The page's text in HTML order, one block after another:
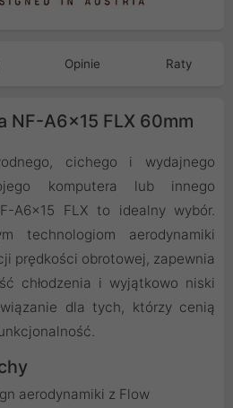
Opinie Raty
NF-A6x15 FLX 60mm
cichego i wydajnego
komputera lub innego
A6x15 FLX to idealny wybór.
technologiom aerodynamiki
prędkości obrotowej, zapewnia
chłodzenia i wyjątkowo niski
dla tych, którzy cenią
aerodynamiki z Flow